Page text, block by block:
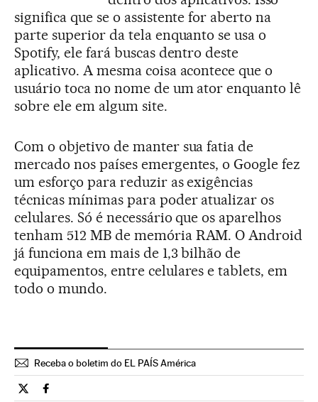
significa que se o assistente for aberto na
parte superior da tela enquanto se usa o
Spotify, ele fará buscas dentro deste
aplicativo. A mesma coisa acontece que o
usuário toca no nome de um ator enquanto lê
sobre ele em algum site.
Com o objetivo de manter sua fatia de
mercado nos países emergentes, o Google fez
um esforço para reduzir as exigências
técnicas mínimas para poder atualizar os
celulares. Só é necessário que os aparelhos
tenham 512 MB de memória RAM. O Android
já funciona em mais de 1,3 bilhão de
equipamentos, entre celulares e tablets, em
todo o mundo.
Receba o boletim do EL PAÍS América
Tecnologia El País Brasil en Twitter
Tecnologia El País Brasil en Facebook